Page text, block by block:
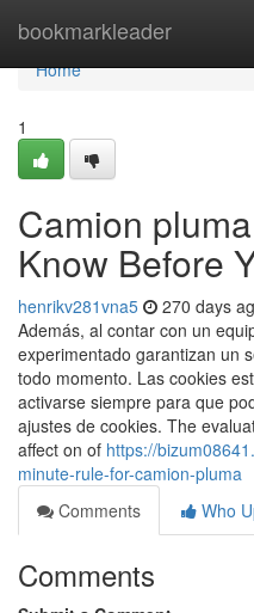
bookmarkleader
Home
Home
1
Camion
Know Before
henrikv281vna5 270 days
Además, al contar con un
experimentado garantizan un
todo momento. Las cookies
activarse siempre para que
ajustes de cookies. The
affect on of https://
minute-rule-for-camion-pluma
Comments
Who
Comments